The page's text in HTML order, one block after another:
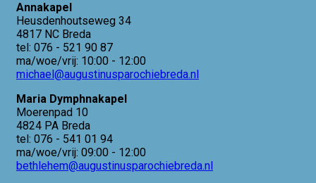
Annakapel
Heusdenhoutseweg 34
4817 NC Breda
tel: 076 - 521 90 87
ma/woe/vrij: 10:00 - 12:00
michael@augustinusparochiebreda.nl
Maria Dymphnakapel
Moerenpad 10
4824 PA Breda
tel: 076 - 541 01 94
ma/woe/vrij: 09:00 - 12:00
bethlehem@augustinusparochiebreda.nl